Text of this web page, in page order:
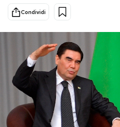
Sport
PODCAST
NEWSLETTER
I MIEI PREFERITI
Condividi